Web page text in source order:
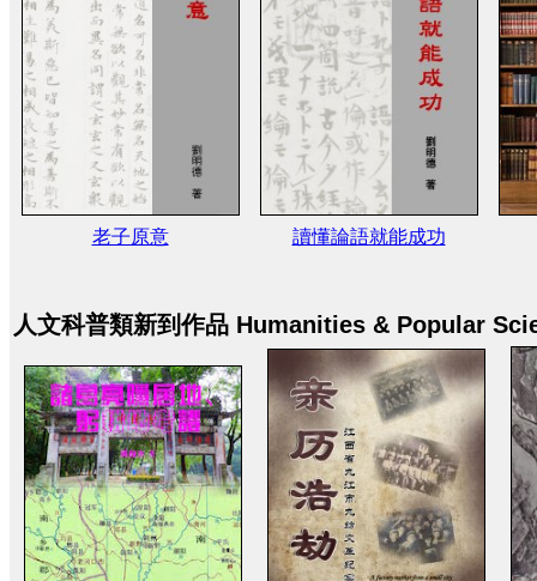
老子原意 讀懂論語就能成功
人文科普類新到作品 Humanities & Popular